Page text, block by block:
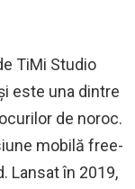
TiMi Studio
este una dintre
de noroc.
mobilă free-
Lansat în 2019,